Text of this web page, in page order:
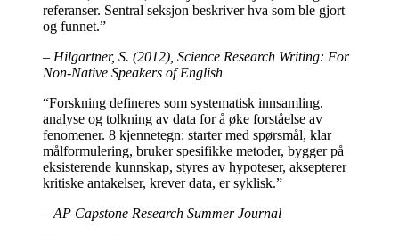
referanser. Sentral seksjon beskriver hva som ble gjort
og funnet.”
– Hilgartner, S. (2012), Science Research Writing: For
Non-Native Speakers of English
“Forskning defineres som systematisk innsamling,
analyse og tolkning av data for å øke forståelse av
fenomener. 8 kjennetegn: starter med spørsmål, klar
målformulering, bruker spesifikke metoder, bygger på
eksisterende kunnskap, styres av hypoteser, aksepterer
kritiske antakelser, krever data, er syklisk.”
– AP Capstone Research Summer Journal